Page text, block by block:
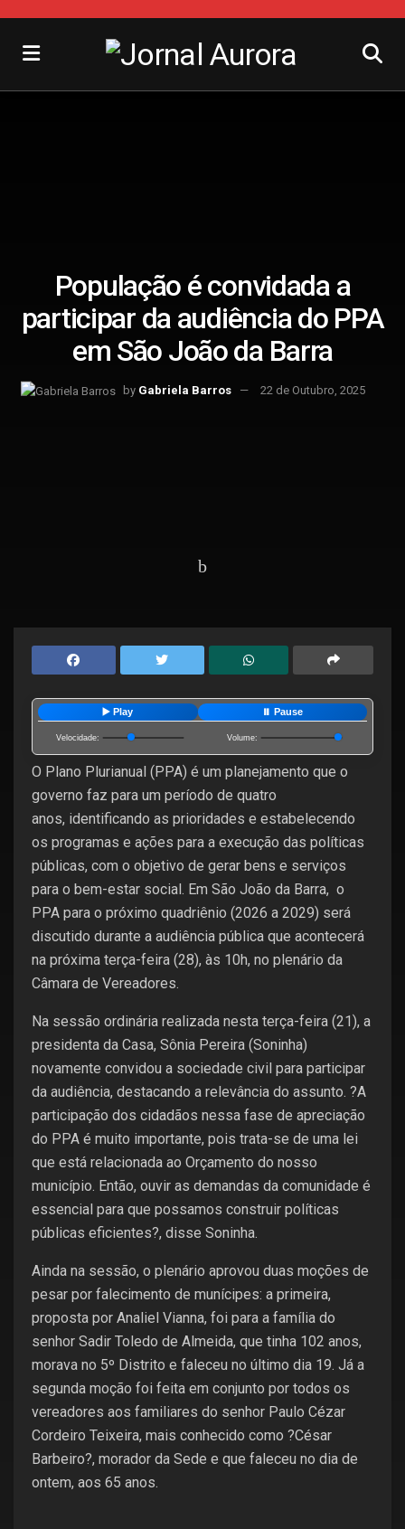
População é convidada a
participar da audiência do PPA
em São João da Barra
by Gabriela Barros 22 de Outubro, 2025
▶️ Play ⏸️ Pause
Velocidade: Volume:
O Plano Plurianual (PPA) é um planejamento que o
governo faz para um período de quatro
anos, identificando as prioridades e estabelecendo
os programas e ações para a execução das políticas
públicas, com o objetivo de gerar bens e serviços
para o bem-estar social. Em São João da Barra, o
PPA para o próximo quadriênio (2026 a 2029) será
discutido durante a audiência pública que acontecerá
na próxima terça-feira (28), às 10h, no plenário da
Câmara de Vereadores.
Na sessão ordinária realizada nesta terça-feira (21), a
presidenta da Casa, Sônia Pereira (Soninha)
novamente convidou a sociedade civil para participar
da audiência, destacando a relevância do assunto. ?A
participação dos cidadãos nessa fase de apreciação
do PPA é muito importante, pois trata-se de uma lei
que está relacionada ao Orçamento do nosso
município. Então, ouvir as demandas da comunidade é
essencial para que possamos construir políticas
públicas eficientes?, disse Soninha.
Ainda na sessão, o plenário aprovou duas moções de
pesar por falecimento de munícipes: a primeira,
proposta por Analiel Vianna, foi para a família do
senhor Sadir Toledo de Almeida, que tinha 102 anos,
morava no 5º Distrito e faleceu no último dia 19. Já a
segunda moção foi feita em conjunto por todos os
vereadores aos familiares do senhor Paulo Cézar
Cordeiro Teixeira, mais conhecido como ?César
Barbeiro?, morador da Sede e que faleceu no dia de
ontem, aos 65 anos.